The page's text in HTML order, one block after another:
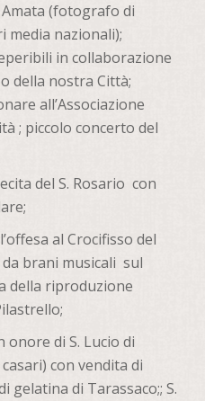
(fotografo di
media nazionali);
in collaborazione
della nostra Città;
all’Associazione
; piccolo concerto del
del S. Rosario con
al Crocifisso del
brani musicali sul
della riproduzione
onore di S. Lucio di
con vendita di
gelatina di Tarassaco;; S.